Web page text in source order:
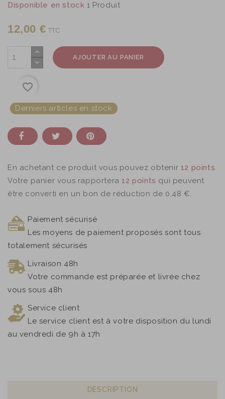
Disponible en stock 1 Produit
12,00 € TTC
AJOUTER AU PANIER
favorite_border
Derniers articles en stock
En achetant ce produit vous pouvez obtenir 12 points.
Votre panier vous rapportera12 points qui peuvent
être converti en un bon de réduction de 0,48 €.
Paiement sécurisé
Les moyens de paiement proposés sont tous
totalement sécurisés
Livraison 48h
Votre commande est préparée et livrée chez
vous sous 48h
Service client
Le service client est à votre disposition du lundi
au vendredi de 9h à 17h
DESCRIPTION